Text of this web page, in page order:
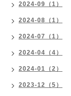
2024-09（1）
2024-08（1）
2024-07（1）
2024-04（4）
2024-01（2）
2023-12（5）